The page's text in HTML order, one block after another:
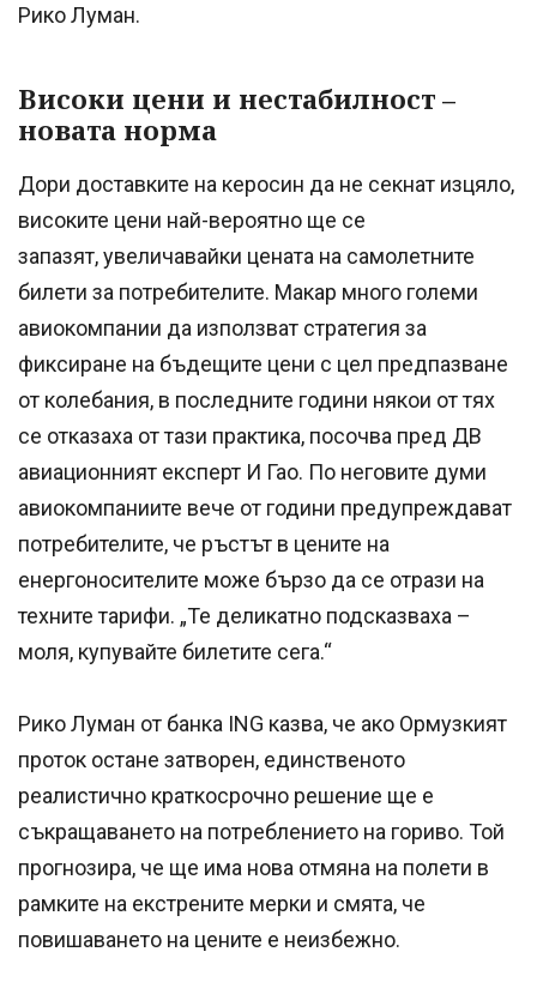
Рико Луман.
Високи цени и нестабилност –
новата норма
Дори доставките на керосин да не секнат изцяло,
високите цени най-вероятно ще се
запазят, увеличавайки цената на самолетните
билети за потребителите. Макар много големи
авиокомпании да използват стратегия за
фиксиране на бъдещите цени с цел предпазване
от колебания, в последните години някои от тях
се отказаха от тази практика, посочва пред ДВ
авиационният експерт И Гао. По неговите думи
авиокомпаниите вече от години предупреждават
потребителите, че ръстът в цените на
енергоносителите може бързо да се отрази на
техните тарифи. „Те деликатно подсказваха –
моля, купувайте билетите сега.“
Рико Луман от банка ING казва, че ако Ормузкият
проток остане затворен, единственото
реалистично краткосрочно решение ще е
съкращаването на потреблението на гориво. Той
прогнозира, че ще има нова отмяна на полети в
рамките на екстрените мерки и смята, че
повишаването на цените е неизбежно.